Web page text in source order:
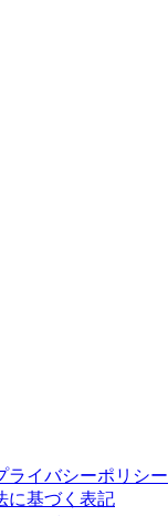
ライバシーポリシー
に基づく表記